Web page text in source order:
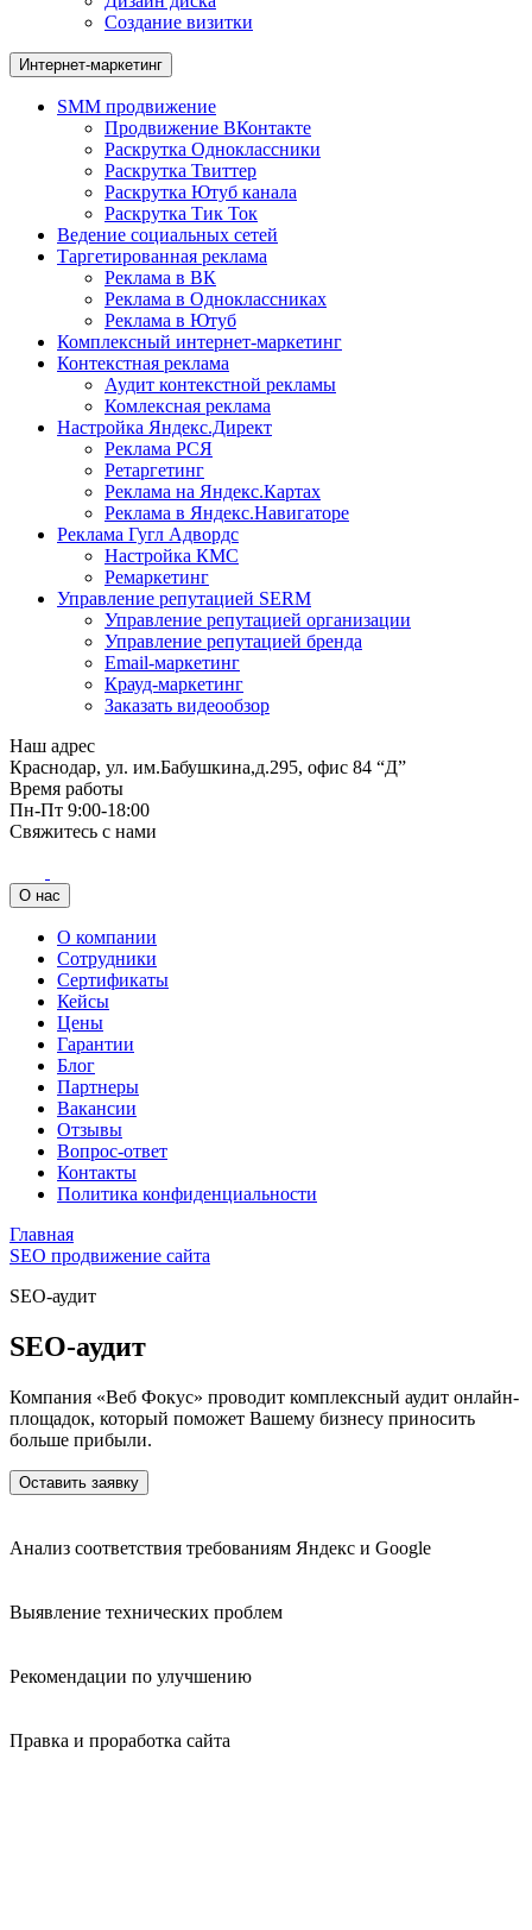
Создание визитки
Интернет-маркетинг
SMM продвижение
Продвижение ВКонтакте
Раскрутка Одноклассники
Раскрутка Твиттер
Раскрутка Ютуб канала
Раскрутка Тик Ток
Ведение социальных сетей
Таргетированная реклама
Реклама в ВК
Реклама в Одноклассниках
Реклама в Ютуб
Комплексный интернет-маркетинг
Контекстная реклама
Аудит контекстной рекламы
Комлексная реклама
Настройка Яндекс.Директ
Реклама РСЯ
Ретаргетинг
Реклама на Яндекс.Картах
Реклама в Яндекс.Навигаторе
Реклама Гугл Адвордс
Настройка КМС
Ремаркетинг
Управление репутацией SERM
Управление репутацией организации
Управление репутацией бренда
Email-маркетинг
Крауд-маркетинг
Заказать видеообзор
Наш адрес
Краснодар, ул. им.Бабушкина,д.295, офис 84 “Д”
Время работы
Пн-Пт 9:00-18:00
Свяжитесь с нами
О нас
О компании
Сотрудники
Сертификаты
Кейсы
Цены
Гарантии
Блог
Партнеры
Вакансии
Отзывы
Вопрос-ответ
Контакты
Политика конфиденциальности
Главная
SEO продвижение сайта
SEO-аудит
SEO-аудит
Компания «Веб Фокус» проводит комплексный аудит онлайн-
площадок, который поможет Вашему бизнесу приносить
больше прибыли.
Оставить заявку
Анализ соответствия требованиям Яндекс и Google
Выявление технических проблем
Рекомендации по улучшению
Правка и проработка сайта